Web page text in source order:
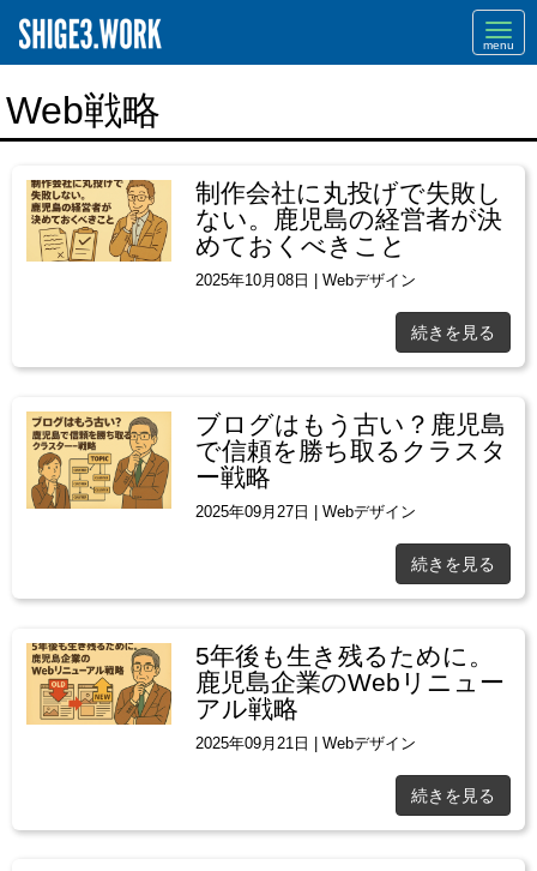
Web戦略
制作会社に丸投げで失敗し
ない。鹿児島の経営者が決
めておくべきこと
2025年10月08日 |Webデザイン
続きを見る
ブログはもう古い？鹿児島
で信頼を勝ち取るクラスタ
ー戦略
2025年09月27日 |Webデザイン
続きを見る
5年後も生き残るために。
鹿児島企業のWebリニュー
アル戦略
2025年09月21日 |Webデザイン
続きを見る